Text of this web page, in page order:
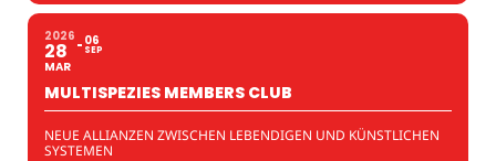
2026
28
MAR
06
SEP
MULTISPEZIES MEMBERS CLUB
NEUE ALLIANZEN ZWISCHEN LEBENDIGEN UND KÜNSTLICHEN
SYSTEMEN